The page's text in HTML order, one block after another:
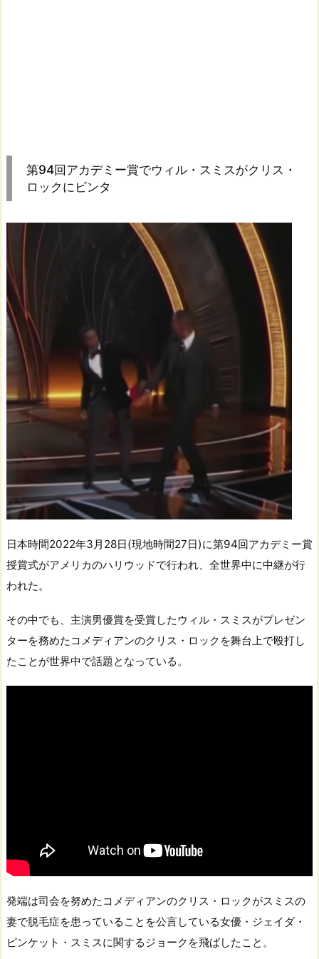
第94回アカデミー賞でウィル・スミスがクリス・
ロックにビンタ
日本時間2022年3月28日(現地時間27日)に第94回アカデミー賞
授賞式がアメリカのハリウッドで行われ、全世界中に中継が行
われた。
その中でも、主演男優賞を受賞したウィル・スミスがプレゼン
ターを務めたコメディアンのクリス・ロックを舞台上で殴打し
たことが世界中で話題となっている。
発端は司会を努めたコメディアンのクリス・ロックがスミスの
妻で脱毛症を患っていることを公言している女優・ジェイダ・
ピンケット・スミスに関するジョークを飛ばしたこと。